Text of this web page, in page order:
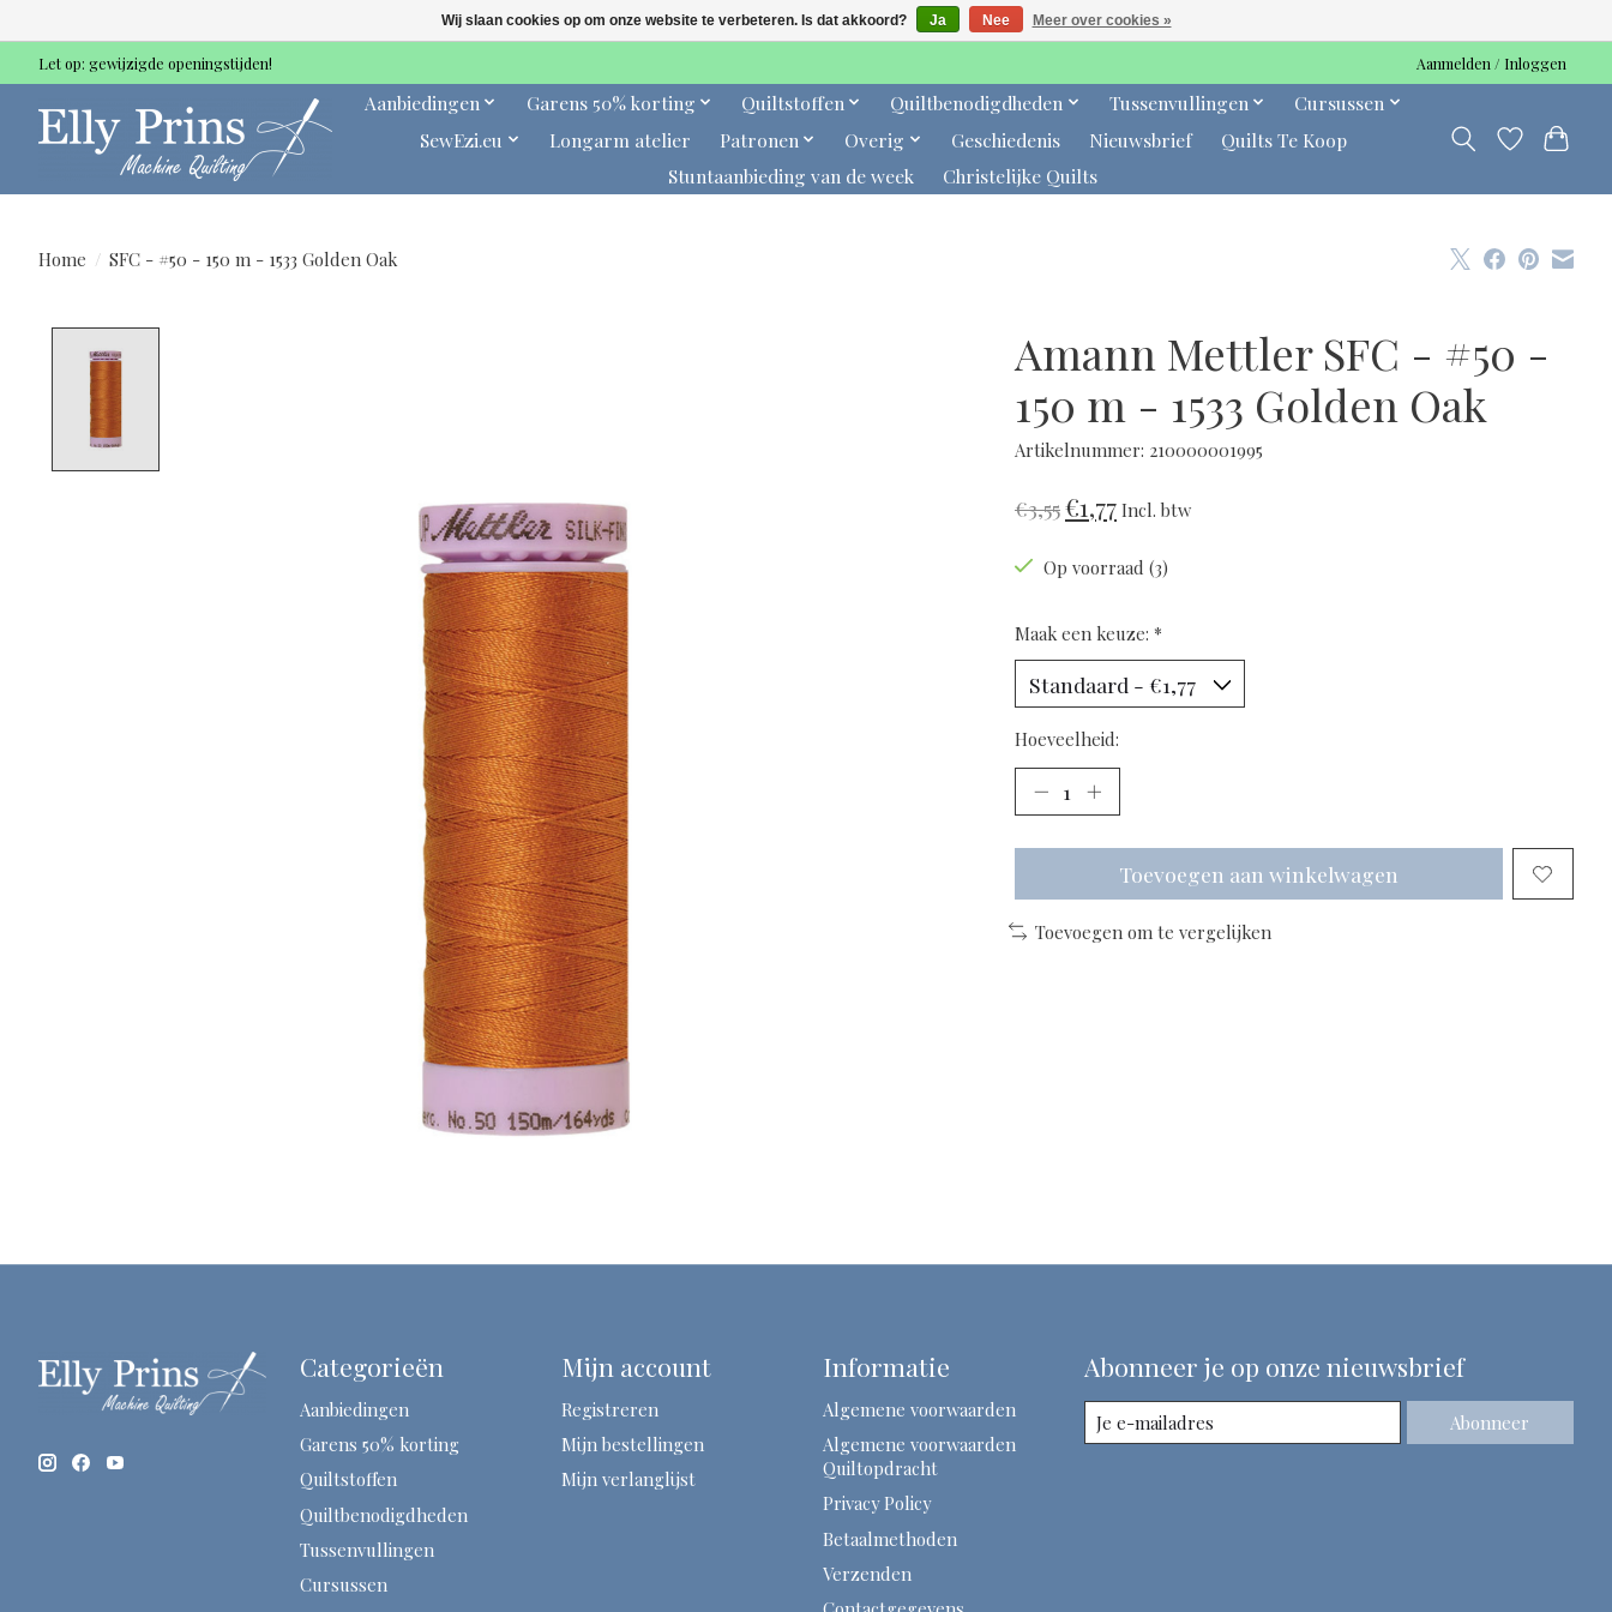
Let op: gewijzigde openingstijden! Aanmelden / Inloggen
Aanbiedingen Garens 50% korting Quiltstoffen Quiltbenodigdheden Tussenvullingen
Cursussen
SewEzi.eu
Longarm atelier Patronen Overig Geschiedenis Nieuwsbrief
Quilts Te Koop
Stuntaanbieding van de week
Christelijke Quilts
Home / SFC - #50 - 150 m - 1533 Golden Oak
Amann Mettler SFC - #50 -
150 m - 1533 Golden Oak
Artikelnummer: 210000001995
€3,55€1,77 Incl. btw
Op voorraad (3)
Maak een keuze: *
Hoeveelheid:
Toevoegen aan winkelwagen
Toevoegen om te vergelijken
Categorieën
Aanbiedingen
Garens 50% korting
Quiltstoffen
Quiltbenodigdheden
Tussenvullingen
Cursussen
Mijn account
Registreren
Mijn bestellingen
Mijn verlanglijst
Informatie
Algemene voorwaarden
Algemene voorwaarden
Quiltopdracht
Privacy Policy
Betaalmethoden
Verzenden
Abonneer je op onze nieuwsbrief
Abonneer
Wij slaan cookies op om onze website te verbeteren. Is dat akkoord? Ja Nee Meer over cookies »